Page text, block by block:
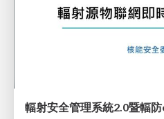
輻射安全管理系統2.0暨輻